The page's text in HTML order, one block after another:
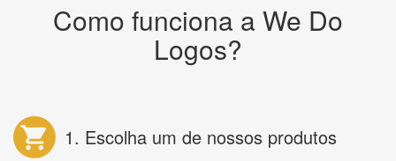
Como funciona a We Do
Logos?
1. Escolha um de nossos produtos